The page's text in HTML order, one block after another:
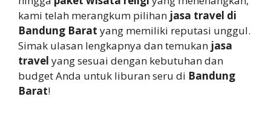
kami telah merangkum pilihan jasa travel di
Bandung Barat yang memiliki reputasi unggul.
Simak ulasan lengkapnya dan temukan jasa
travel yang sesuai dengan kebutuhan dan
budget Anda untuk liburan seru di Bandung
Barat!